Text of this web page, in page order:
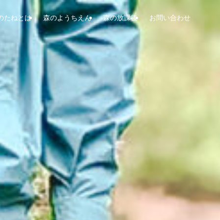
たねとは ​森のようちえん 森の放課後 お問い合わせ